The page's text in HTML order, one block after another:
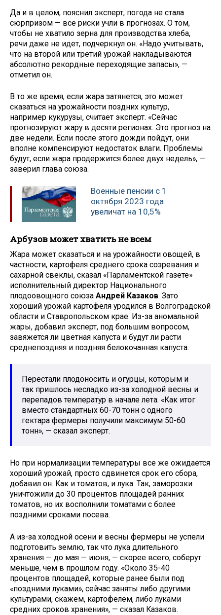
Да и в целом, пояснил эксперт, погода не стала
сюрпризом — все риски учли в прогнозах. О том,
чтобы не хватило зерна для производства хлеба,
речи даже не идет, подчеркнул он. «Надо учитывать,
что на второй или третий урожай накладываются
абсолютно рекордные переходящие запасы», —
отметил он.
В то же время, если жара затянется, это может
сказаться на урожайности поздних культур,
например кукурузы, считает эксперт. «Сейчас
прогнозируют жару в десяти регионах. Это прогноз на
две недели. Если после этого дожди пойдут, они
вполне компенсируют недостаток влаги. Проблемы
будут, если жара продержится более двух недель», —
заверил глава союза.
Военные пенсии с 1
октября 2023 года
увеличат на 10,5%
Арбузов может хватить не всем
Жара может сказаться и на урожайности овощей, в
частности, картофеля среднего срока созревания и
сахарной свеклы, сказал «Парламентской газете»
исполнительный директор Национального
плодоовощного союза Андрей Казаков. Зато
хороший урожай картофеля уродился в Волгоградской
области и Ставропольском крае. Из-за аномальной
жары, добавил эксперт, под большим вопросом,
завяжется ли цветная капуста и будут ли расти
среднепоздняя и поздняя белокочанная капуста.
Перестали плодоносить и огурцы, которым и
так пришлось несладко из-за холодной весны и
перепадов температур в начале лета. «Как итог
вместо стандартных 60-70 тонн с одного
гектара фермеры получили максимум 50-60
тонн», — сказал эксперт.
Но при нормализации температуры все же ожидается
хороший урожай, просто сдвинется срок его сбора,
добавил он. Как и томатов, и лука. Так, заморозки
уничтожили до 30 процентов площадей ранних
томатов, но их восполнили томатами с более
поздними сроками посева.
А из-за холодной осени и весны фермеры не успели
подготовить землю, так что лука длительного
хранения — до мая — июня, — скорее всего, соберут
меньше, чем в прошлом году. «Около 35-40
процентов площадей, которые ранее были под
«поздними луками», сейчас заняты либо другими
культурами, скажем, картофелем, либо луками
средних сроков хранения», — сказал Казаков.